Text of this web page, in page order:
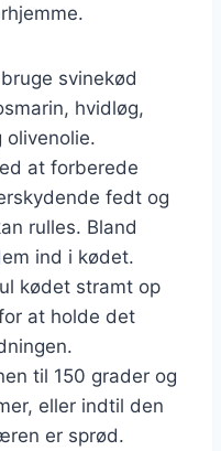
svinekød
hvidløg,
olivenolie.
at forberede
fedt og
rulles. Bland
ind i kødet.
kødet stramt op
at holde det
til 150 grader og
eller indtil den
er sprød.